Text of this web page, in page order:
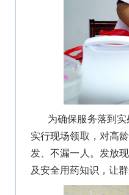
为确保服务落到
实行现场领取，对高
发、不漏一人。发放
及安全用药知识，让